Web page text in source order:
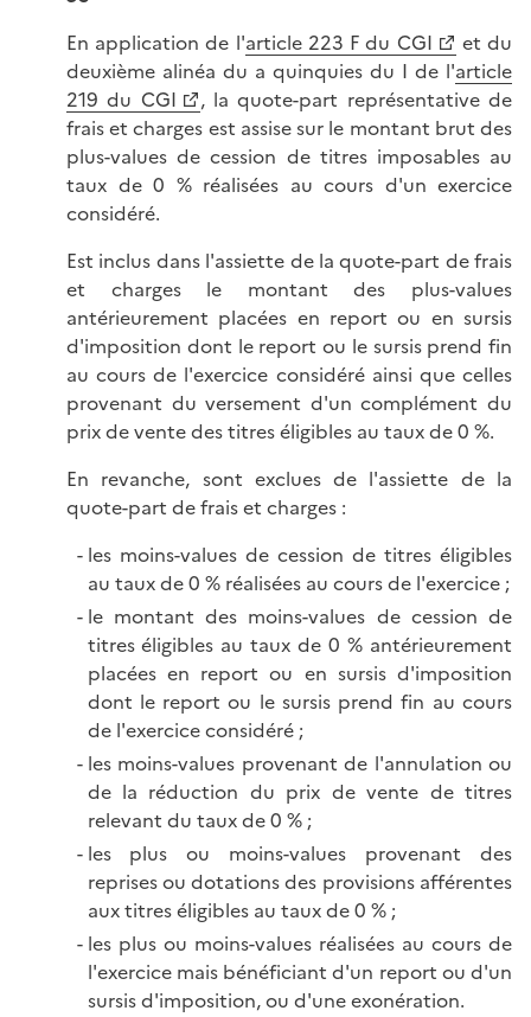
En application de l'article 223 F du CGI
et du
deuxième alinéa du a quinquies du I de l'article
219 du CGI
, la quote-part représentative de
frais et charges est assise sur le montant brut des
plus-values de cession de titres imposables au
taux de 0 % réalisées au cours d'un exercice
considéré.
Est inclus dans l'assiette de la quote-part de frais
et charges le montant des plus-values
antérieurement placées en report ou en sursis
d'imposition dont le report ou le sursis prend fin
au cours de l'exercice considéré ainsi que celles
provenant du versement d'un complément du
prix de vente des titres éligibles au taux de 0 %.
En revanche, sont exclues de l'assiette de la
quote-part de frais et charges :
les moins-values de cession de titres éligibles
au taux de 0 % réalisées au cours de l'exercice ;
le montant des moins-values de cession de
titres éligibles au taux de 0 % antérieurement
placées en report ou en sursis d'imposition
dont le report ou le sursis prend fin au cours
de l'exercice considéré ;
les moins-values provenant de l'annulation ou
de la réduction du prix de vente de titres
relevant du taux de 0 % ;
les plus ou moins-values provenant des
reprises ou dotations des provisions afférentes
aux titres éligibles au taux de 0 % ;
les plus ou moins-values réalisées au cours de
l'exercice mais bénéficiant d'un report ou d'un
sursis d'imposition, ou d'une exonération.